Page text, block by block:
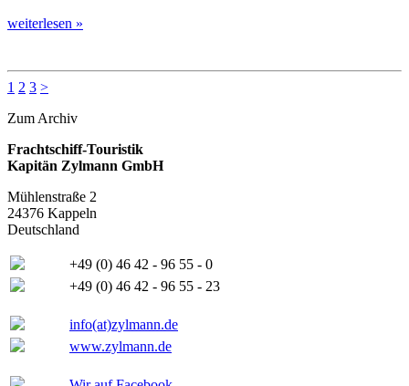
weiterlesen »
1 2 3 >
Zum Archiv
Frachtschiff-Touristik
Kapitän Zylmann GmbH
Mühlenstraße 2
24376 Kappeln
Deutschland
+49 (0) 46 42 - 96 55 - 0
+49 (0) 46 42 - 96 55 - 23
info(at)zylmann.de
www.zylmann.de